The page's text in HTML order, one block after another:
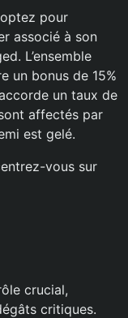
pour
associé à son
L’ensemble
un bonus de 15%
un taux de
affectés par
est gelé.
vous sur
crucial,
critiques.